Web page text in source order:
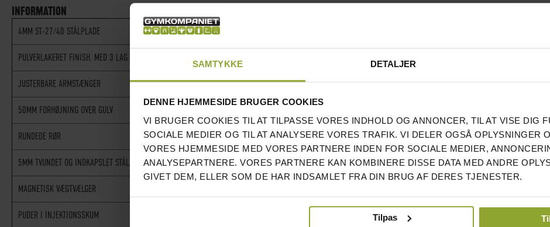
SAMTYKKE DETALJER
DENNE HJEMMESIDE BRUGER COOKIES
VI BRUGER COOKIES TIL AT TILPASSE VORES INDHOLD OG ANNONCER, TIL AT VISE DIG
SOCIALE MEDIER OG TIL AT ANALYSERE VORES TRAFIK. VI DELER OGSÅ OPLYSNINGER
VORES HJEMMESIDE MED VORES PARTNERE INDEN FOR SOCIALE MEDIER,
ANALYSEPARTNERE. VORES PARTNERE KAN KOMBINERE DISSE DATA MED ANDRE
GIVET DEM, ELLER SOM DE HAR INDSAMLET FRA DIN BRUG AF DERES TJENESTER.
Tilpas
INFORMATION
4MM ST-27/40 STÅLPLADE
PULVERLAKERET FINISH, MED 3 LAG RUSTBESKYTTENDE PRIMER
JUSTERBARE ARMSTÆNGER √
50MM FORHØJNING OVER GULV
RUNDEDE RØR √
5MM TVUNDET OG INDKAPSLET STÅLKABEL √
MAGNETISK VÆGTVÆLGER
PUDER I INJEKTIONSSKUM